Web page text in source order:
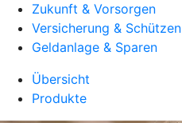
Zukunft & Vorsorgen
Versicherung & Schützen
Geldanlage & Sparen
Übersicht
Produkte